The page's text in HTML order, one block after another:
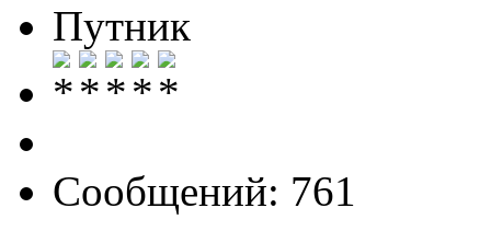
Путник
Сообщений: 761